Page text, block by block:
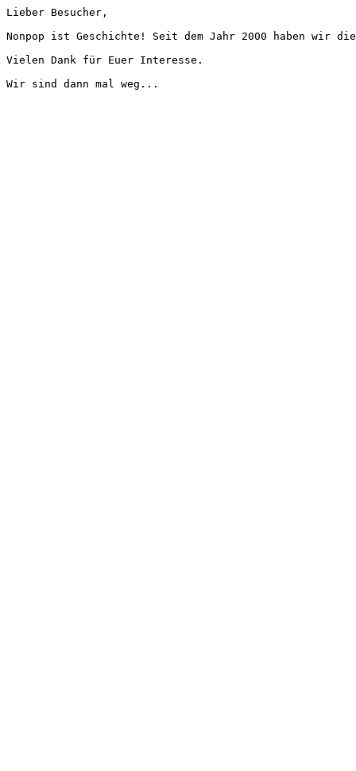
Lieber Besucher,
Nonpop ist Geschichte! Seit dem Jahr 2000 haben wir
Vielen Dank für Euer Interesse.
Wir sind dann mal weg...